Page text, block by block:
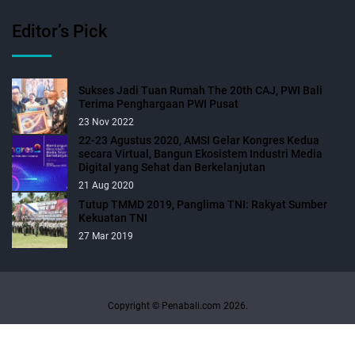
Editor’s Pick
Sukses Jadi Tuan Rumah The 20th CAJ, PWI Bali
Terima Penghargaan PWI Pusat
23 Nov 2022
22-23 Agustus 2020, AMSI Gelar Kongres Kedua
secara Virtual, Bangun Ekosistem Industri Media
Digital yang Sehat dan Berkelanjutan
21 Aug 2020
Tutup TMMD 2019, Panglima TNI: Rakyat Sumber
Kekuatan TNI
27 Mar 2019
Copyright © Penabali.com 2026.